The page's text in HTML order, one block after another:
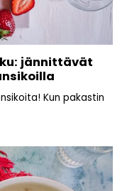
jännittävät
Kun pakastin